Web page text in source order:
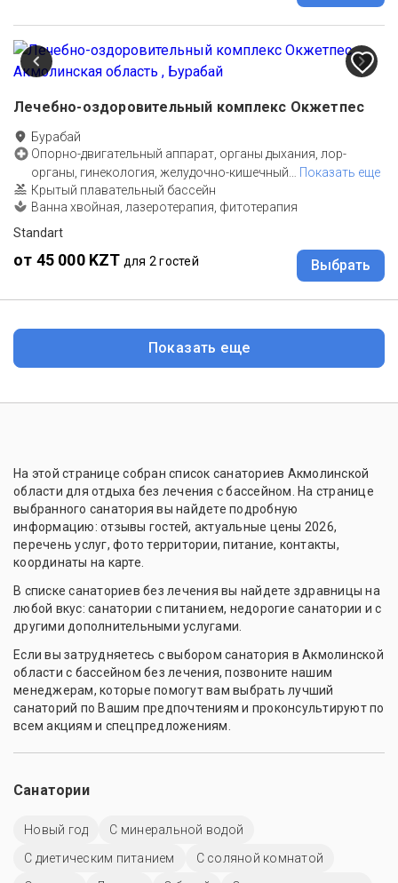
Лечебно-оздоровительный комплекс Окжетпес
Бурабай
Опорно-двигательный аппарат, органы дыхания, лор-
органы, гинекология, желудочно-кишечный
Показать еще
Крытый плавательный бассейн
Ванна хвойная, лазеротерапия, фитотерапия
Standart
от 45 000 KZT для 2 гостей Выбрать
Показать еще
На этой странице собран список санаториев Акмолинской
области для отдыха без лечения с бассейном. На странице
выбранного санатория вы найдете подробную
информацию: отзывы гостей, актуальные цены 2026,
перечень услуг, фото территории, питание, контакты,
координаты на карте.
В списке санаториев без лечения вы найдете здравницы на
любой вкус: санатории с питанием, недорогие санатории и с
другими дополнительными услугами.
Если вы затрудняетесь с выбором санатория в Акмолинской
области с бассейном без лечения, позвоните нашим
менеджерам, которые помогут вам выбрать лучший
санаторий по Вашим предпочтениям и проконсультируют по
всем акциям и спецпредложениям.
Санатории
Новый год
С минеральной водой
С диетическим питанием
С соляной комнатой